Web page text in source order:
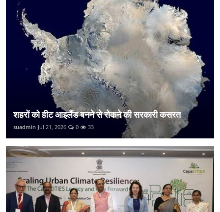
शहरों को हीट आइलैंड बनने से रोकने की सरकारी कसरत
suadmin Jul 21, 2026 0 33